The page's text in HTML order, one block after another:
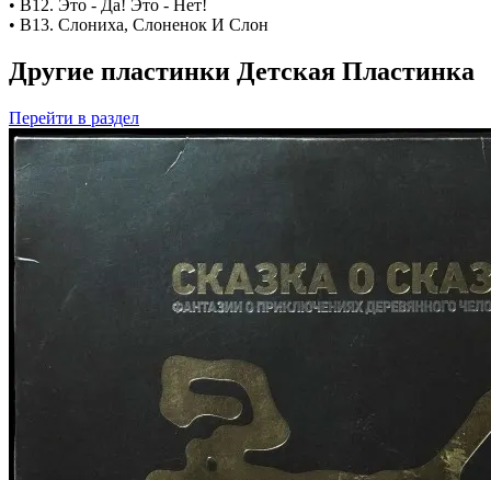
• B12. Это - Да! Это - Нет!
• B13. Слониха, Слоненок И Слон
Другие пластинки Детская Пластинка
Перейти в раздел